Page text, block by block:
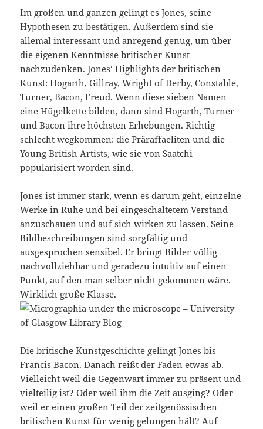
Im großen und ganzen gelingt es Jones, seine
Hypothesen zu bestätigen. Außerdem sind sie
allemal interessant und anregend genug, um über
die eigenen Kenntnisse britischer Kunst
nachzudenken. Jones‘ Highlights der britischen
Kunst: Hogarth, Gillray, Wright of Derby, Constable,
Turner, Bacon, Freud. Wenn diese sieben Namen
eine Hügelkette bilden, dann sind Hogarth, Turner
und Bacon ihre höchsten Erhebungen. Richtig
schlecht wegkommen: die Präraffaeliten und die
Young British Artists, wie sie von Saatchi
popularisiert worden sind.
Jones ist immer stark, wenn es darum geht, einzelne
Werke in Ruhe und bei eingeschaltetem Verstand
anzuschauen und auf sich wirken zu lassen. Seine
Bildbeschreibungen sind sorgfältig und
ausgesprochen sensibel. Er bringt Bilder völlig
nachvollziehbar und geradezu intuitiv auf einen
Punkt, auf den man selber nicht gekommen wäre.
Wirklich große Klasse.
Die britische Kunstgeschichte gelingt Jones bis
Francis Bacon. Danach reißt der Faden etwas ab.
Vielleicht weil die Gegenwart immer zu präsent und
vielteilig ist? Oder weil ihm die Zeit ausging? Oder
weil er einen großen Teil der zeitgenössischen
britischen Kunst für wenig gelungen hält? Auf